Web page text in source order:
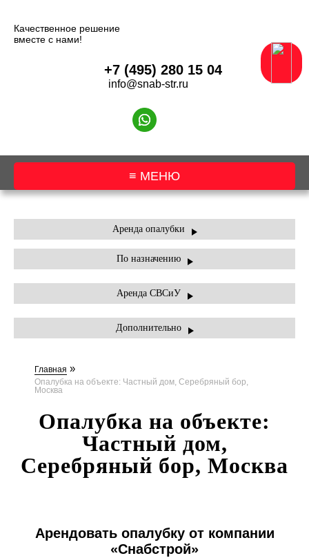
Качественное решение
вместе с нами!
+7 (495) 280 15 04
info@snab-str.ru
≡ МЕНЮ
О КОМПАНИИ
АРЕНДА ОБОРУДОВАНИЯ
АРЕНДА ТЕХНИКИ
АКЦИИ
Аренда опалубки
По назначению
Аренда СВСиУ
Дополнительно
Главная »
Опалубка на объекте: Частный дом, Серебряный бор,
Москва
Опалубка на объекте:
Частный дом,
Серебряный бор, Москва
Арендовать опалубку от компании
«Снабстрой»